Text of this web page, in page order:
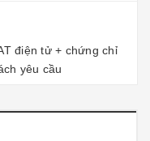
điện tử + chứng chỉ
yêu cầu